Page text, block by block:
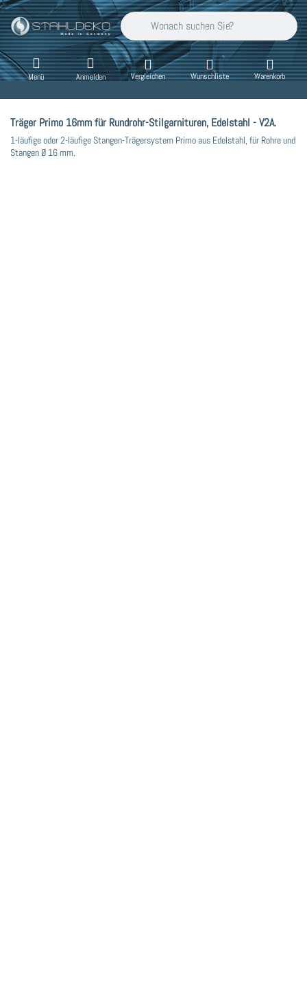
Geben Sie einen Suchbegriff ein. Während
Menü Anmelden Vergleichen Wunschliste Warenkorb
Träger Primo 16mm für Rundrohr-Stilgarnituren, Edelstahl - V2A.
1-läufige oder 2-läufige Stangen-Trägersystem Primo aus Edelstahl, für Rohre und
Stangen Ø 16 mm.